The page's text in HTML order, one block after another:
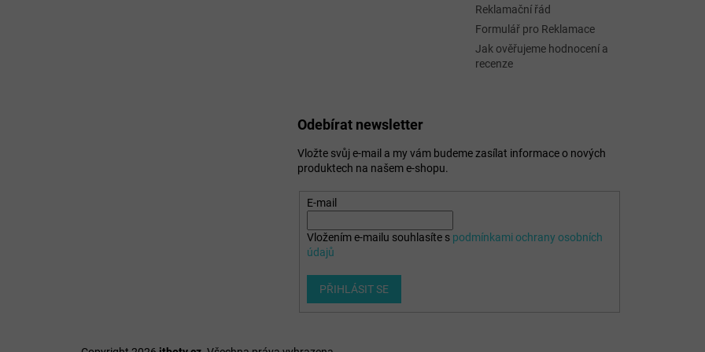
Reklamační řád
Formulář pro Reklamace
Jak ověřujeme hodnocení a
recenze
Odebírat newsletter
Vložte svůj e-mail a my vám budeme zasílat informace o nových
produktech na našem e-shopu.
E-mail
Vložením e-mailu souhlasíte s podmínkami ochrany osobních
údajů
PŘIHLÁSIT SE